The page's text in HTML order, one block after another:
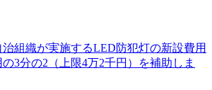
組織が実施するLED防犯灯の新設費用
3分の2（上限4万2千円）を補助しま